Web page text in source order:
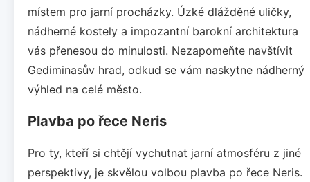
místem pro jarní procházky. Úzké dlážděné uličky,
nádherné kostely a impozantní barokní architektura
vás přenesou do minulosti. Nezapomeňte navštívit
Gediminasův hrad, odkud se vám naskytne nádherný
výhled na celé město.
Plavba po řece Neris
Pro ty, kteří si chtějí vychutnat jarní atmosféru z jiné
perspektivy, je skvělou volbou plavba po řece Neris.